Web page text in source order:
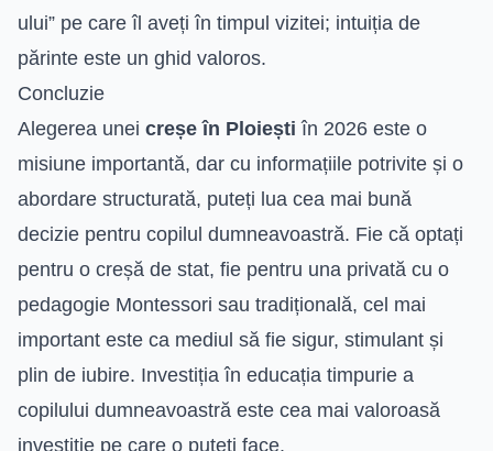
ului” pe care îl aveți în timpul vizitei; intuiția de
părinte este un ghid valoros.
Concluzie
Alegerea unei creșe în Ploiești în 2026 este o
misiune importantă, dar cu informațiile potrivite și o
abordare structurată, puteți lua cea mai bună
decizie pentru copilul dumneavoastră. Fie că optați
pentru o creșă de stat, fie pentru una privată cu o
pedagogie Montessori sau tradițională, cel mai
important este ca mediul să fie sigur, stimulant și
plin de iubire. Investiția în educația timpurie a
copilului dumneavoastră este cea mai valoroasă
investiție pe care o puteți face.